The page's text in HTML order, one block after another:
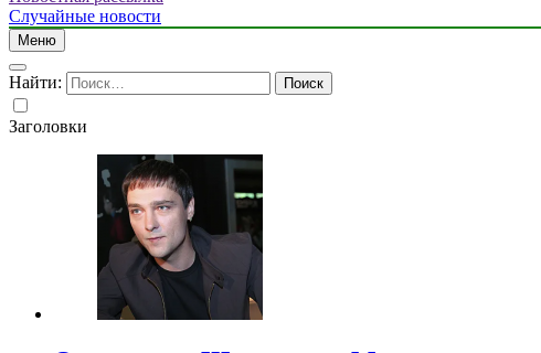
Случайные новости
Меню
Найти:
Заголовки